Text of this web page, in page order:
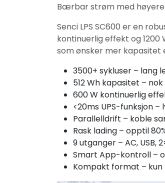
Bærbar strøm med
Senci LPS SC600 er en
kontinuerlig effekt og
som ønsker mer kapasitet
3500+ sykluser – lang
512 Wh kapasitet –
600 W kontinuerlig
<20ms UPS-funksjon
Parallelldrift – koble
Rask lading – opptil
9 utganger – AC, USB,
Smart App-kontroll –
Kompakt format –